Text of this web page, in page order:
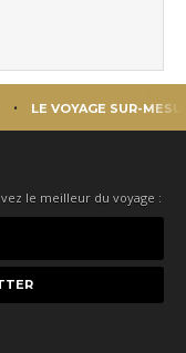
LE VOYAGE SUR-
le meilleur du voyage :